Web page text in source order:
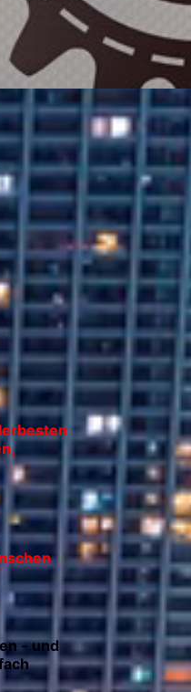
- und